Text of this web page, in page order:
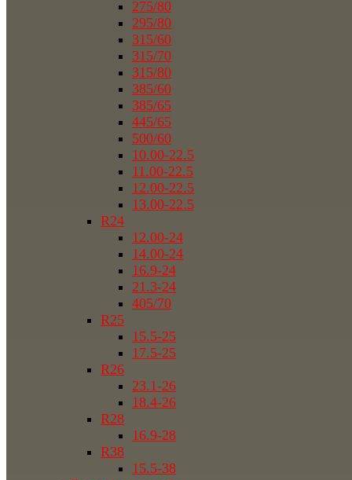
275/80
295/80
315/60
315/70
315/80
385/60
385/65
445/65
500/60
10.00-22.5
11.00-22.5
12.00-22.5
13.00-22.5
R24
12.00-24
14.00-24
16.9-24
21.3-24
405/70
R25
15.5-25
17.5-25
R26
23.1-26
18.4-26
R28
16.9-28
R38
15.5-38